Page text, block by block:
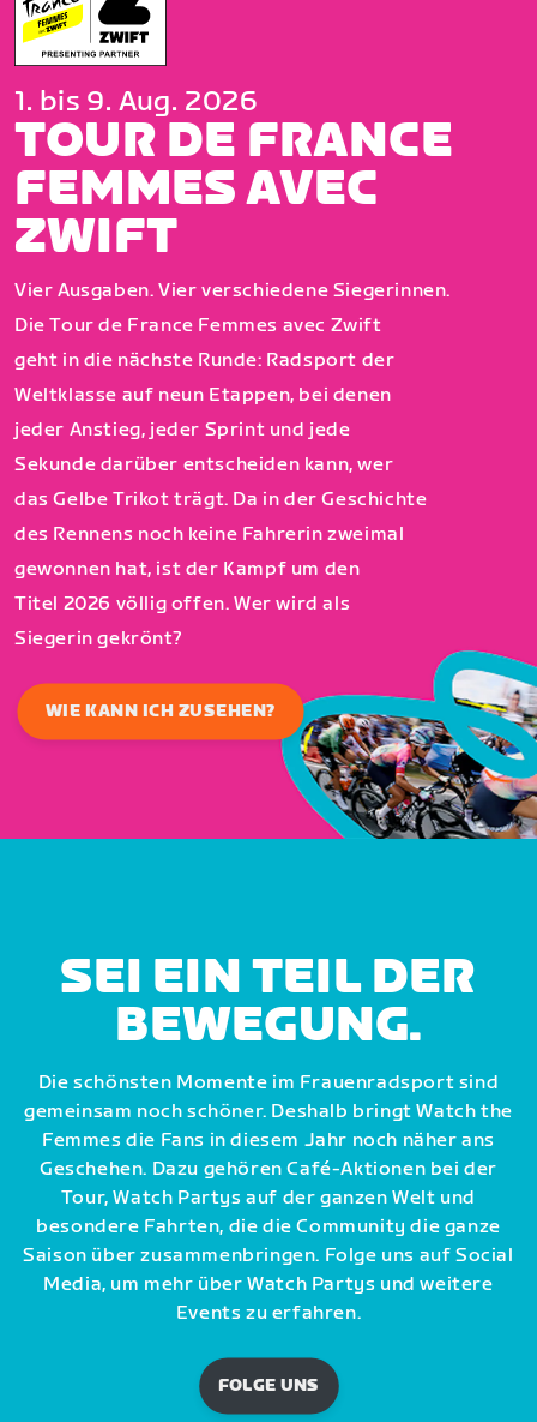
1. bis 9. Aug. 2026
TOUR DE FRANCE
FEMMES AVEC
ZWIFT
Vier Ausgaben. Vier verschiedene Siegerinnen.
Die Tour de France Femmes avec Zwift
geht in die nächste Runde: Radsport der
Weltklasse auf neun Etappen, bei denen
jeder Anstieg, jeder Sprint und jede
Sekunde darüber entscheiden kann, wer
das Gelbe Trikot trägt. Da in der Geschichte
des Rennens noch keine Fahrerin zweimal
gewonnen hat, ist der Kampf um den
Titel 2026 völlig offen. Wer wird als
Siegerin gekrönt?
WIE KANN ICH ZUSEHEN?
SEI EIN TEIL DER
BEWEGUNG.
Die schönsten Momente im Frauenradsport sind
gemeinsam noch schöner. Deshalb bringt Watch the
Femmes die Fans in diesem Jahr noch näher ans
Geschehen. Dazu gehören Café-Aktionen bei der
Tour, Watch Partys auf der ganzen Welt und
besondere Fahrten, die die Community die ganze
Saison über zusammenbringen. Folge uns auf Social
Media, um mehr über Watch Partys und weitere
Events zu erfahren.
FOLGE UNS